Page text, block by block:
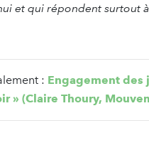
et qui répondent surtout
: Engagement des
» (Claire Thoury,